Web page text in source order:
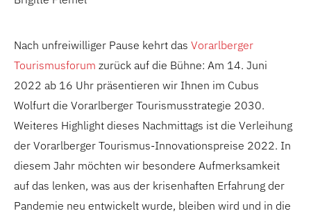
Nach unfreiwilliger Pause kehrt das Vorarlberger
Tourismusforum zurück auf die Bühne: Am 14. Juni
2022 ab 16 Uhr präsentieren wir Ihnen im Cubus
Wolfurt die Vorarlberger Tourismusstrategie 2030.
Weiteres Highlight dieses Nachmittags ist die Verleihung
der Vorarlberger Tourismus-Innovationspreise 2022. In
diesem Jahr möchten wir besondere Aufmerksamkeit
auf das lenken, was aus der krisenhaften Erfahrung der
Pandemie neu entwickelt wurde, bleiben wird und in die